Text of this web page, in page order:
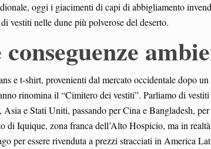
oggi i giacimenti di capi di abbigliamento
vestiti nelle dune più polverose del deserto.
e t-shirt, provenienti dal mercato occidentale dopo
rinomina il “Cimitero dei vestiti”. Parliamo di
Asia e Stati Uniti, passando per Cina e Bangladesh,
di Iquique, zona franca dell’Alto Hospicio, ma in
per essere rivenduta a prezzi stracciati in America